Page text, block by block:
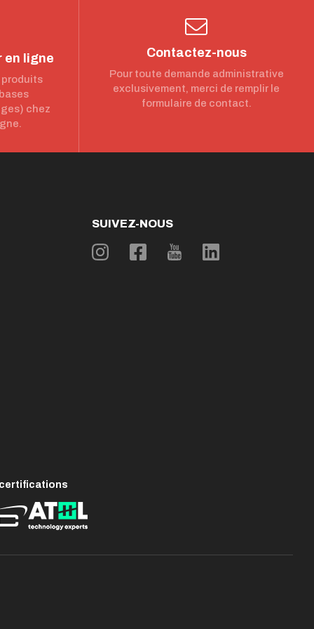
en ligne
produits
chez
Contactez-nous
Pour toute demande administrative
exclusivement, merci de remplir le
formulaire de contact.
SUIVEZ-NOUS